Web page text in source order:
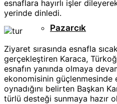
Pazarcık
esnaflara hayırlı işler
yerinde dinledi.
Ziyaret sırasında esnafla
gerçekleştiren Karaca,
esnafın yanında olmaya
ekonomisinin güçlenmesinde
oynadığını belirten Başkan
türlü desteği sunmaya hazır